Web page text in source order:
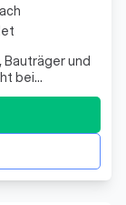
und
bei